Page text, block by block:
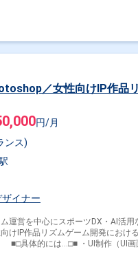
／女性向けIP作品
円/月
ンス)
ザイナー
運営を中心にスポーツDX・AI活用
けIP作品リズムゲーム開発におけ
■□具体的には…□■ ・UI制作（UI画